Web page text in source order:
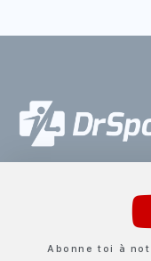
Politique de cookies
Top blessures
Abonne toi à